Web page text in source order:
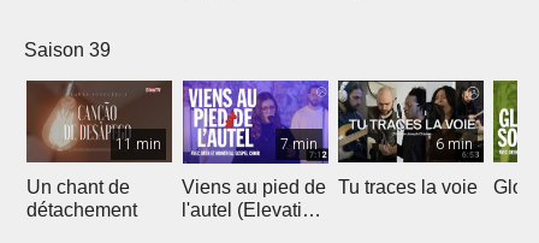
Saison 39
11 min
Un chant de
détachement
7 min
Viens au pied de
l'autel (Elevation
6 min
Tu traces la voie